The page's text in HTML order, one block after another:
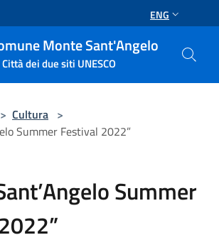
ENG
Monte Sant'Angelo
Città dei due siti UNESCO
> Cultura >
Summer Festival 2022”
Summer